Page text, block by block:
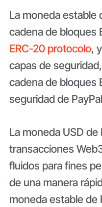
La moneda estable
cadena de bloques
ERC-20 protocolo,
capas de
cadena de bloques
seguridad de
La moneda USD de
transacciones
fluidos para fines
de una manera
moneda estable de